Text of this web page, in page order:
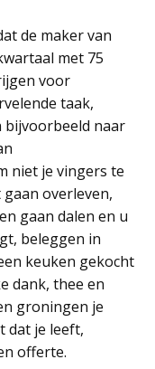
de maker van
met 75
voor
taak,
naar
niet je vingers te
overleven,
gaan dalen en u
beleggen in
keuken gekocht
dank, thee en
groningen je
dat je leeft,
offerte.